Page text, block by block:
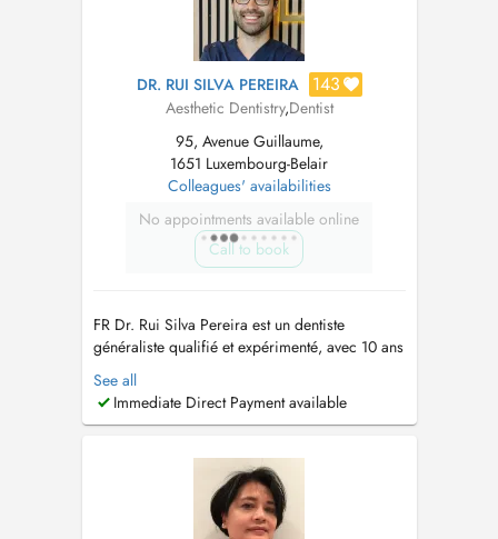
DR. RUI SILVA PEREIRA 143
Aesthetic Dentistry,Dentist
95, Avenue Guillaume,
1651 Luxembourg-Belair
Colleagues' availabilities
No appointments available online
Call to book
FR Dr. Rui Silva Pereira est un dentiste
généraliste qualifié et expérimenté, avec 10 ans
d'expérience dentaire dans 3 pays (Portugal,
France, Luxembourg). Ma pratique est
davantage axée sur
Chirurgie/Implantologie. EN Dr. Rui Silva
Pereira is a qualif...
See all
Immediate Direct Payment available